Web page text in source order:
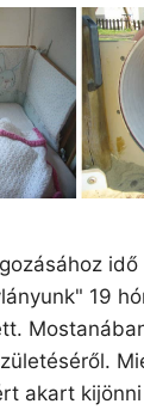
19
akart